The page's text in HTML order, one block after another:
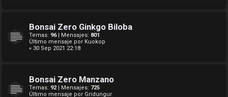
Bonsai Zero Ginkgo Biloba
Temas: 96| Mensajes: 801
Último mensaje por Kuokop
« 30 Sep 2021 22:18
Bonsai Zero Manzano
Temas: 92 | Mensajes: 725
Último mensaje por Gridungur